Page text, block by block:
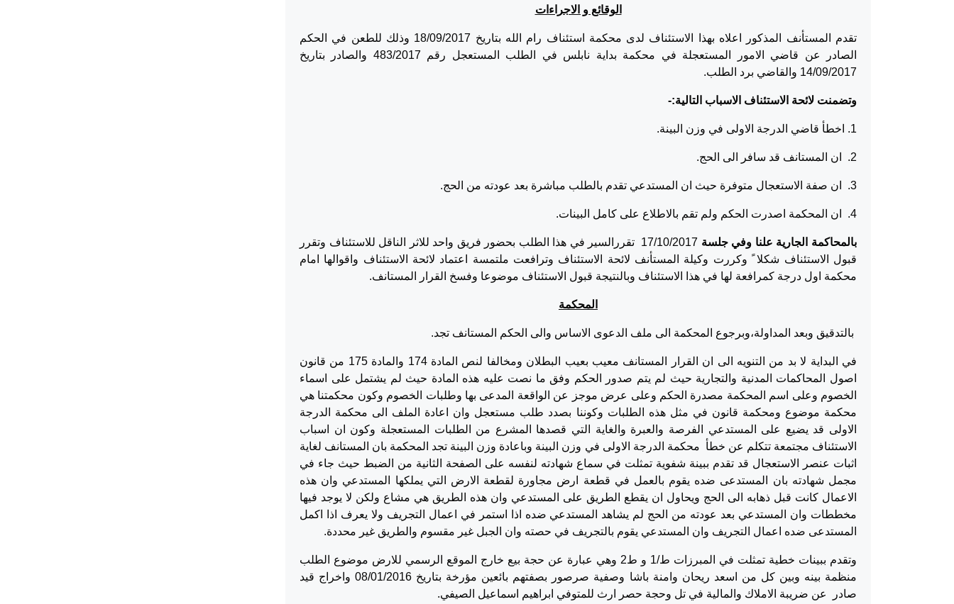
الوقائع و الاجراءات
تقدم المستأنف المذكور اعلاه بهذا الاستئناف لدى محكمة استئناف رام الله بتاريخ 18/09/2017 وذلك للطعن في الحكم
الصادر عن قاضي الامور المستعجلة في محكمة بداية نابلس في الطلب المستعجل رقم 483/2017 والصادر بتاريخ
14/09/2017 والقاضي برد الطلب.
وتضمنت لائحة الاستئناف الاسباب التالية:-
1. اخطأ قاضي الدرجة الاولى في وزن البينة.
2. ان المستانف قد سافر الى الحج.
3. ان صفة الاستعجال متوفرة حيث ان المستدعي تقدم بالطلب مباشرة بعد عودته من الحج.
4. ان المحكمة اصدرت الحكم ولم تقم بالاطلاع على كامل البينات.
بالمحاكمة الجارية علنا وفي جلسة
17/10/2017 تقررالسير في هذا الطلب بحضور فريق واحد للاثر الناقل للاستئناف وتقرر
قبول الاستئناف شكلا ً وكررت وكيلة المستأنف لائحة الاستئناف وترافعت ملتمسة اعتماد لائحة الاستئناف واقوالها امام
محكمة اول درجة كمرافعة لها في هذا الاستئناف وبالنتيجة قبول الاستئناف موضوعا وفسخ القرار المستانف.
المحكمة
بالتدقيق وبعد المداولة،وبرجوع المحكمة الى ملف الدعوى الاساس والى الحكم المستانف تجد.
في البداية لا بد من التنويه الى ان القرار المستانف معيب بعيب البطلان ومخالفا لنص المادة 174 والمادة 175 من قانون
اصول المحاكمات المدنية والتجارية حيث لم يتم صدور الحكم وفق ما نصت عليه هذه المادة حيث لم يشتمل على اسماء
الخصوم وعلى اسم المحكمة مصدرة الحكم وعلى عرض موجز عن الواقعة المدعى بها وطلبات الخصوم وكون محكمتنا هي
محكمة موضوع ومحكمة قانون في مثل هذه الطلبات وكوننا بصدد طلب مستعجل وان اعادة الملف الى محكمة الدرجة
الاولى قد يضيع على المستدعي الفرصة والعبرة والغاية التي قصدها المشرع من الطلبات المستعجلة وكون ان اسباب
الاستئناف مجتمعة تتكلم عن خطأ محكمة الدرجة الاولى في وزن البينة وباعادة وزن البينة تجد المحكمة بان المستانف لغاية
اثبات عنصر الاستعجال قد تقدم ببينة شفوية تمثلت في سماع شهادته لنفسه على الصفحة الثانية من الضبط حيث جاء في
مجمل شهادته بان المستدعى ضده يقوم بالعمل في قطعة ارض مجاورة لقطعة الارض التي يملكها المستدعي وان هذه
الاعمال كانت قبل ذهابه الى الحج ويحاول ان يقطع الطريق على المستدعي وان هذه الطريق هي مشاع ولكن لا يوجد فيها
مخططات وان المستدعي بعد عودته من الحج لم يشاهد المستدعي ضده اذا استمر في اعمال التجريف ولا يعرف اذا اكمل
المستدعى ضده اعمال التجريف وان المستدعي يقوم بالتجريف في حصته وان الجبل غير مقسوم والطريق غير محددة.
وتقدم ببينات خطية تمثلت في المبرزات ط/1 و ط2 وهي عبارة عن حجة بيع خارج الموقع الرسمي للارض موضوع الطلب
منظمة بينه وبين كل من اسعد ريحان وامنة باشا وصفية صرصور بصفتهم بائعين مؤرخة بتاريخ 08/01/2016 واخراج قيد
صادر عن ضريبة الاملاك والمالية في تل وحجة حصر ارث للمتوفي ابراهيم اسماعيل الصيفي.